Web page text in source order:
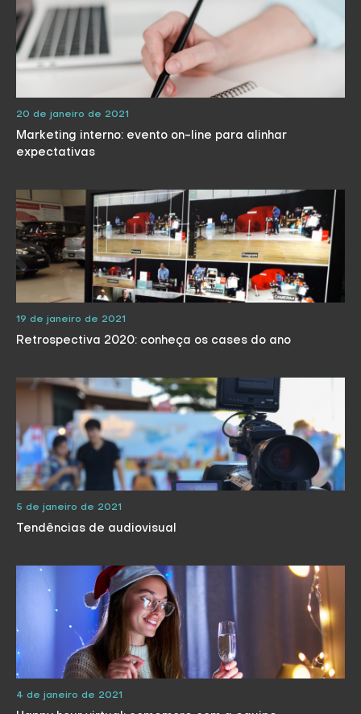
20 de janeiro de 2021
Marketing interno: evento on-line para alinhar
expectativas
19 de janeiro de 2021
Retrospectiva 2020: conheça os cases do ano
5 de janeiro de 2021
Tendências de audiovisual
4 de janeiro de 2021